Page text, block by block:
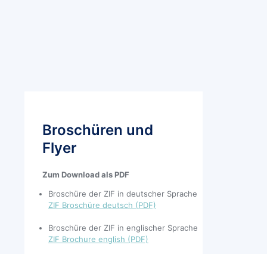
Broschüren und
Flyer
Zum Download als PDF
Broschüre der ZIF in deutscher Sprache
ZIF Broschüre deutsch (PDF)
Broschüre der ZIF in englischer Sprache
ZIF Brochure english (PDF)